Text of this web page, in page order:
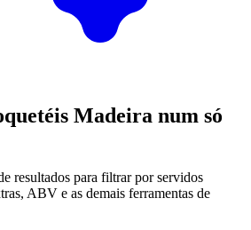
Madeira num só
resultados para filtrar por servidos
ABV e as demais ferramentas de